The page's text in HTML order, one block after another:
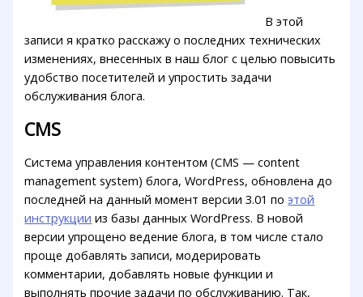
В этой
записи я кратко расскажу о последних технических
изменениях, внесенных в наш блог с целью повысить
удобство посетителей и упростить задачи
обслуживания блога.
CMS
Система управления контентом (CMS — content
management system) блога, WordPress, обновлена до
последней на данный момент версии 3.01 поэтой
инструкции из базы данных WordPress. В новой
версии упрощено ведение блога, в том числе стало
проще добавлять записи, модерировать
комментарии, добавлять новые функции и
выполнять прочие задачи по обслуживанию. Так,